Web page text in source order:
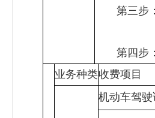
第三步：
第四步：
业务种类收费项目
机动车驾